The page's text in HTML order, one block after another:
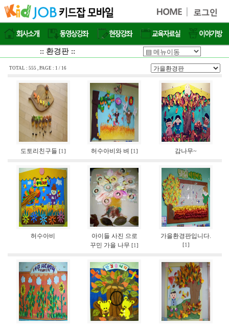
:: 환경판 ::
TOTAL : 555 , PAGE : 1 / 16
도토리친구들 [1 ] 허수아비와 벼 [1 ] 감나무~
허수아비
아이들 사진 으로
꾸민 가을 나무 [1 ]
가을환경판입니다.
[1 ]